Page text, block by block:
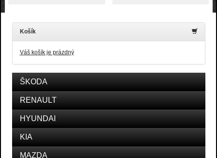
Košík
Váš košík je prázdný
ŠKODA
RENAULT
HYUNDAI
KIA
MAZDA